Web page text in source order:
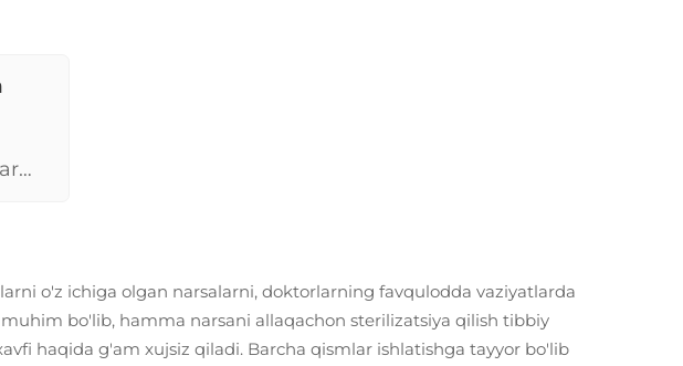
va
o'z ichiga olgan narsalarni, doktorlarning favqulodda vaziyatlarda
bo'lib, hamma narsani allaqachon sterilizatsiya qilish tibbiy
haqida g'am xujsiz qiladi. Barcha qismlar ishlatishga tayyor bo'lib